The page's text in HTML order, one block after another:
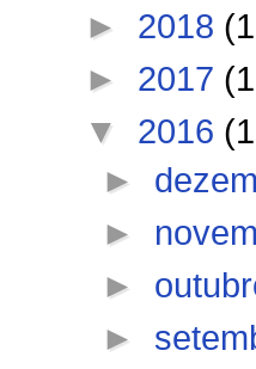
► 2018
► 2017
▼ 2016
►
►
►
►